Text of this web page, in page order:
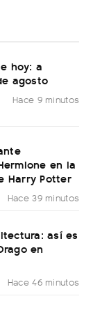
hoy: a
agosto
Hace 9 minutos
en la
Harry Potter
Hace 39 minutos
así es
en
Hace 46 minutos